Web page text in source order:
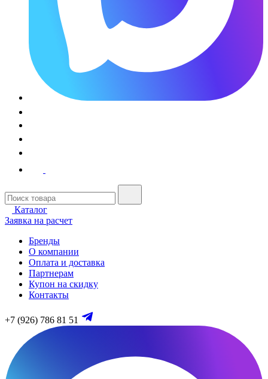
Каталог
Заявка на расчет
Бренды
О компании
Оплата и доставка
Партнерам
Купон на скидку
Контакты
+7 (926) 786 81 51